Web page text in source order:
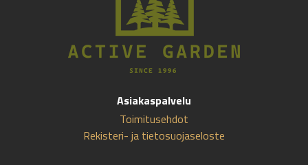
Asiakaspalvelu
Toimitusehdot
Rekisteri- ja tietosuojaseloste